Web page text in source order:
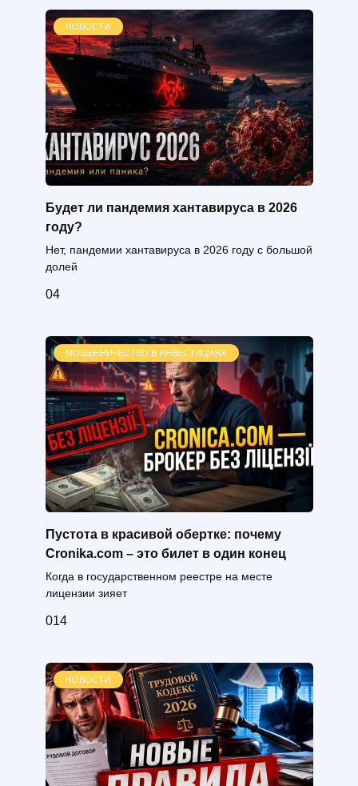
НОВОСТИ
Будет ли пандемия хантавируса в 2026
году?
Нет, пандемии хантавируса в 2026 году с большой
долей
04
МОШЕННИЧЕСТВО В ИНВЕСТИЦИЯХ
Пустота в красивой обертке: почему
Cronika.com – это билет в один конец
Когда в государственном реестре на месте
лицензии зияет
014
НОВОСТИ